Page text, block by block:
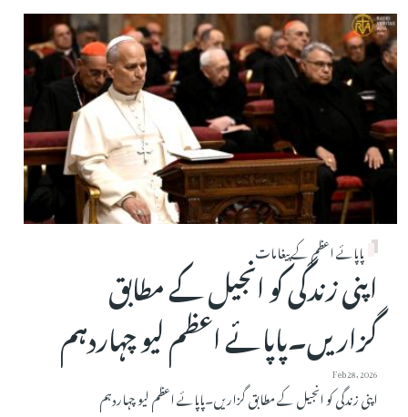
پاپائے اعظم کے پیغامات
اپنی زندگی کو انجیل کے مطابق
گزاریں۔پاپائے اعظم لیو چہاردہم
Feb 28, 2026
اپنی زندگی کو انجیل کے مطابق گزاریں۔پاپائے اعظم لیو چہاردہم